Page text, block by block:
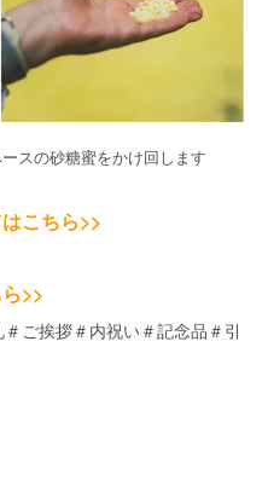
スの砂糖蜜をかけ回します
こちら>>
>>
ご挨拶＃内祝い＃記念品＃引